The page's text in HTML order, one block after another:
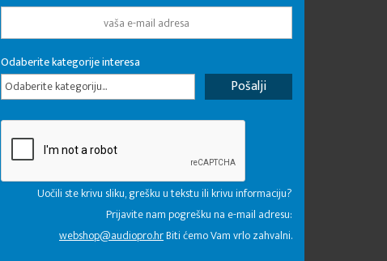
Odaberite kategorije interesa
Odaberite kategoriju...
Uočili ste krivu sliku, grešku u tekstu ili krivu informaciju?
Prijavite nam pogrešku na e-mail adresu:
webshop@audiopro.hrBiti ćemo Vam vrlo zahvalni.